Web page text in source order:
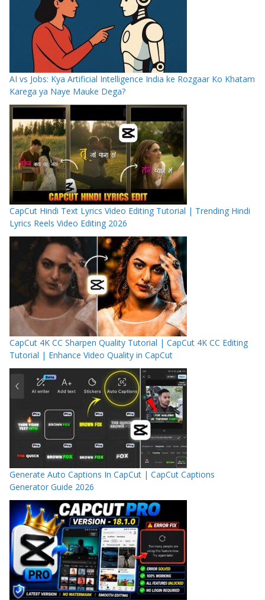
AI vs Jobs: Kya Artificial Intelligence India ke Rozgaar Ko Khatam
Karega ya Naye Mauke Dega?
CapCut Hindi Text Lyrics Video Editing Tutorial | Trending Hindi
Lyrics Reels Video Editing 2026
CapCut 4K CC Sharpen Quality Tutorial | CapCut 4K CC Editing
Tutorial | Enhance Video Quality in CapCut
Generate Auto Captions In CapCut | CapCut Captions
Generator Guide 2026